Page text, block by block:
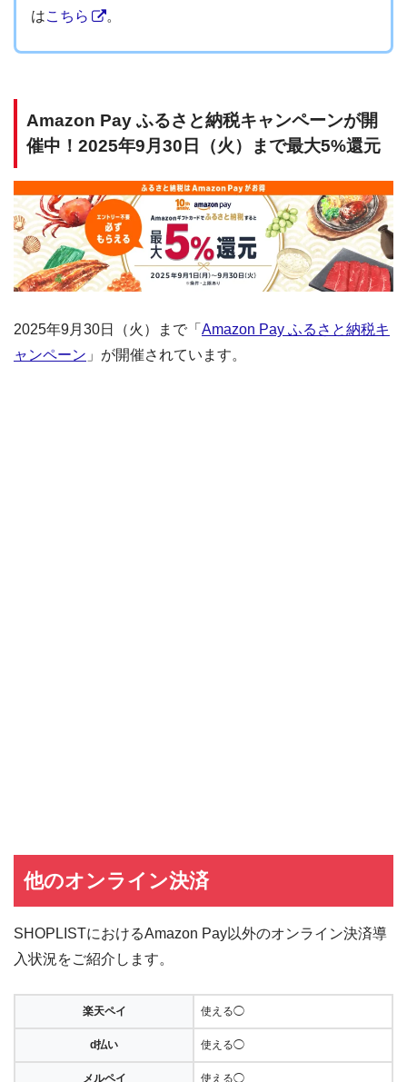
はこちら 。
Amazon Pay ふるさと納税キャンペーンが開
催中！2025年9月30日（火）まで最大5%還元
2025年9月30日（火）まで「 Amazon Pay ふるさと納税キ
ャンペーン 」が開催されています。
他のオンライン決済
SHOPLISTにおけるAmazon Pay以外のオンライン決済導
入状況をご紹介します。
楽天ペイ 使える◯
d払い 使える◯
メルペイ 使える◯